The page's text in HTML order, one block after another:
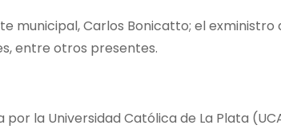
municipal, Carlos Bonicatto; el exministro
entre otros presentes.
la Universidad Católica de La Plata